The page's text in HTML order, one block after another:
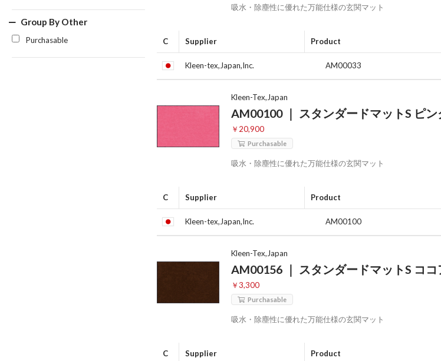
吸水・除塵性に優れた万能仕様の玄関マット
C Supplier Product
Kleen-tex,Japan,Inc. AM00033
Kleen-Tex,Japan
AM00100 ｜ スタンダードマットS ピ
￥20,900
Purchasable
吸水・除塵性に優れた万能仕様の玄関マット
C Supplier Product
Kleen-tex,Japan,Inc. AM00100
Kleen-Tex,Japan
AM00156 ｜ スタンダードマットS コ
￥3,300
Purchasable
吸水・除塵性に優れた万能仕様の玄関マット
C Supplier Product
Group By Other
Purchasable